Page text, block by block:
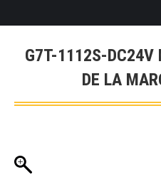
G7T-1112S-DC24V
DE LA